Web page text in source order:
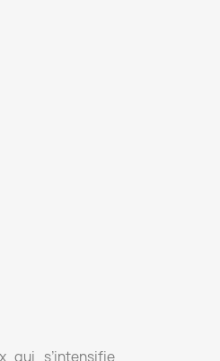
qui s’intensifie